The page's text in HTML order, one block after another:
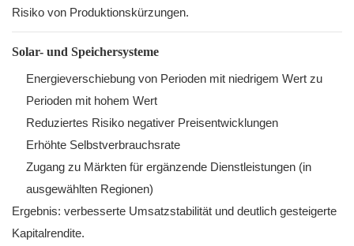
Risiko von Produktionskürzungen.
Solar- und Speichersysteme
Energieverschiebung von Perioden mit niedrigem Wert zu
Perioden mit hohem Wert
Reduziertes Risiko negativer Preisentwicklungen
Erhöhte Selbstverbrauchsrate
Zugang zu Märkten für ergänzende Dienstleistungen (in
ausgewählten Regionen)
Ergebnis: verbesserte Umsatzstabilität und deutlich gesteigerte
Kapitalrendite.